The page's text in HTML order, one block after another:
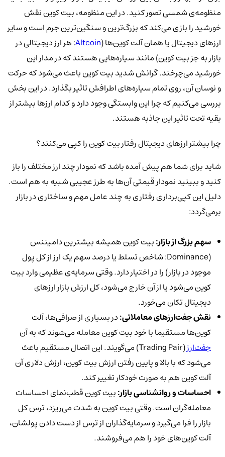
منظومه‌ی شمسی تصور کنید. در این منظومه، بیت کوین نقش
خورشید را بازی می‌کند که بزرگ‌ترین و سنگین‌ترین جرم است و سایر
ارزهای دیجیتال یا همان آلت کوین‌ها (Altcoin: هر ارز دیجیتالی در
بازار به جز بیت کوین) مانند سیاره‌هایی هستند که در مدار این
خورشید می‌چرخند. گرانش شدید بیت کوین باعث می‌شود که حرکت
و نوسان آن، روی تمام سیاره‌های اطرافش تاثیر بگذارد. در این بخش
بررسی می‌کنیم که چرا این وابستگی وجود دارد و کدام ارزها بیشتر از
بقیه تحت تاثیر این جاذبه هستند.
چرا بیشتر ارزهای دیجیتال رفتار بیت کوین را کپی می‌کنند؟
شاید برای شما هم پیش آمده باشد که نمودار چند ارز مختلف را باز
کنید و ببینید نمودار قیمتی آن‌ها به طرز عجیبی شبیه به هم است.
دلیل این کپی‌برداری رفتاری به چند عامل مهم و ساختاری در بازار
برمی‌گردد:
سهم بزرگ از بازار:بیت کوین همیشه بیشترین دامیننس
(Dominance: شاخص تسلط یا درصد سهم یک ارز از کل پول
موجود در بازار) را در اختیار دارد. وقتی سرمایه‌ی عظیمی وارد بیت
کوین می‌شود یا از آن خارج می‌شود، کل ارزش بازار ارزهای
دیجیتال تکان می‌خورد.
نقش جفت‌ارزهای معاملاتی:در بسیاری از صرافی‌ها، آلت
کوین‌ها مستقیما با خود بیت کوین معامله می‌شوند که به آن
جفت‌ارز
(Trading Pair) می‌گویند. این اتصال مستقیم باعث
می‌شود که با بالا و پایین رفتن ارزش بیت کوین، ارزش دلاری آن
آلت کوین هم به صورت خودکار تغییر کند.
احساسات و روانشناسی بازار:بیت کوین قطب‌نمای احساسات
معامله‌گران است. وقتی بیت کوین به شدت می‌ریزد، ترس کل
بازار را فرا می‌گیرد و سرمایه‌گذاران از ترس از دست دادن پولشان،
آلت کوین‌های خود را هم می‌فروشند.